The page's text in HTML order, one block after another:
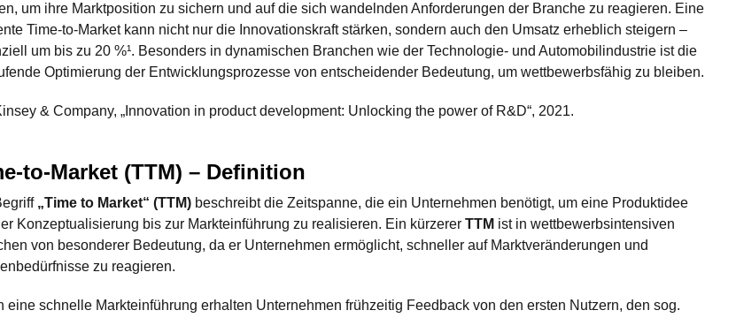
um ihre Marktposition zu sichern und auf die sich wandelnden Anforderungen der Branche zu reagieren. Eine
Time-to-Market kann nicht nur die Innovationskraft stärken, sondern auch den Umsatz erheblich steigern –
um bis zu 20 %¹. Besonders in dynamischen Branchen wie der Technologie- und Automobilindustrie ist die
Optimierung der Entwicklungsprozesse von entscheidender Bedeutung, um wettbewerbsfähig zu bleiben.
& Company, „Innovation in product development: Unlocking the power of R&D“, 2021.
to-Market (TTM) – Definition
„Time to Market“ (TTM) beschreibt die Zeitspanne, die ein Unternehmen benötigt, um eine Produktidee
Konzeptualisierung bis zur Markteinführung zu realisieren. Ein kürzererTTM ist in wettbewerbsintensiven
von besonderer Bedeutung, da er Unternehmen ermöglicht, schneller auf Marktveränderungen und
zu reagieren.
eine schnelle Markteinführung erhalten Unternehmen frühzeitig Feedback von den ersten Nutzern, den sog.